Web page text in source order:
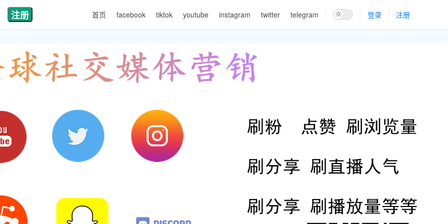
注册 首页 facebook tiktok youtube instagram twitter telegram 登录 注册